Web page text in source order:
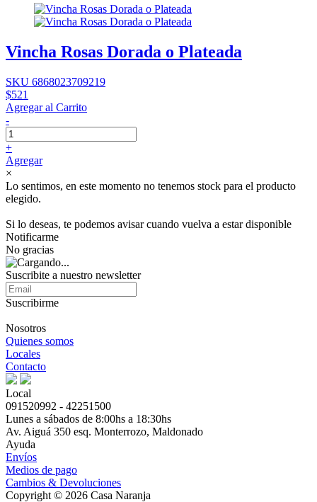
Vincha Rosas Dorada o Plateada
SKU 6868023709219
$521
Agregar al Carrito
-
+
Agregar
×
Lo sentimos, en este momento no tenemos stock para el producto
elegido.
Si lo deseas, te podemos avisar cuando vuelva a estar disponible
Notificarme
No gracias
Suscribite a nuestro newsletter
Suscribirme
Nosotros
Quienes somos
Locales
Contacto
Local
091520992 - 42251500
Lunes a sábados de 8:00hs a 18:30hs
Av. Aiguá 350 esq. Monterrozo, Maldonado
Ayuda
Envíos
Medios de pago
Cambios & Devoluciones
Copyright © 2026 Casa Naranja